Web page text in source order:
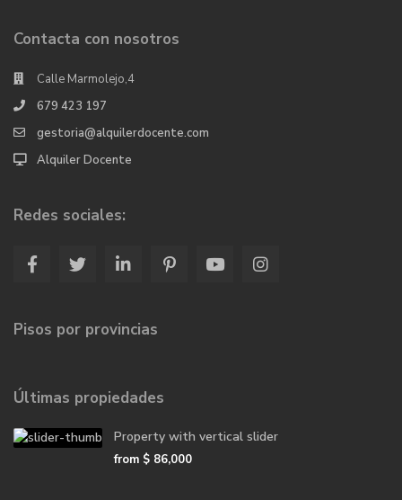
Contacta con nosotros
Calle Marmolejo,4
679 423 197
gestoria@alquilerdocente.com
Alquiler Docente
Redes sociales:
Pisos por provincias
Últimas propiedades
Property with vertical slider
from $ 86,000